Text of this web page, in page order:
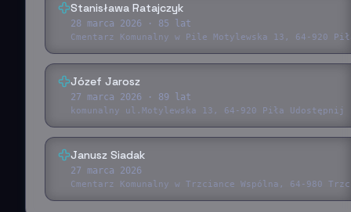
Stanisława Ratajczyk
28 marca 2026 · 85 lat
Cmentarz Komunalny w Pile Motylewska 13, 64-920
Józef Jarosz
27 marca 2026 · 89 lat
komunalny ul.Motylewska 13, 64-920 Piła
Janusz Siadak
27 marca 2026
Cmentarz Komunalny w Trzciance Wspólna, 64-980